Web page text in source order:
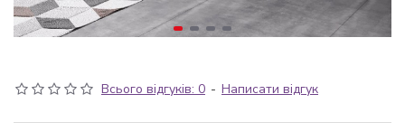
Всього відгуків: 0 - Написати відгук